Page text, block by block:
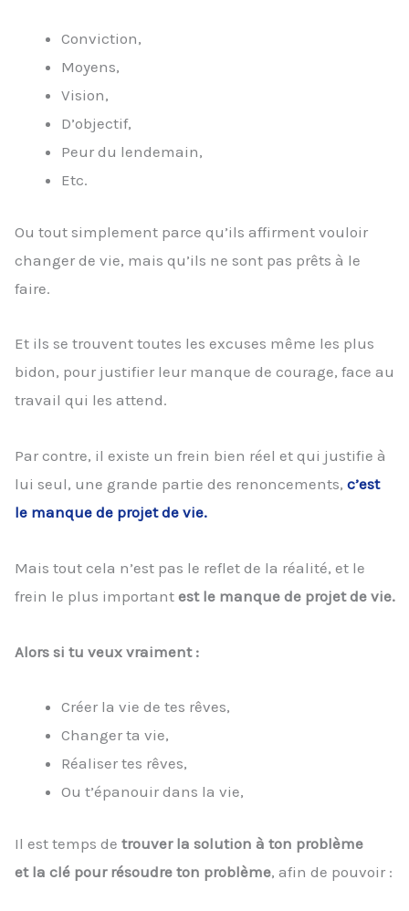
Conviction,
Moyens,
Vision,
D’objectif,
Peur du lendemain,
Etc.
Ou tout simplement parce qu’ils affirment vouloir
changer de vie, mais qu’ils ne sont pas prêts à le
faire.
Et ils se trouvent toutes les excuses même les plus
bidon, pour justifier leur manque de courage, face au
travail qui les attend.
Par contre, il existe un frein bien réel et qui justifie à
lui seul, une grande partie des renoncements, c’est
le manque de projet de vie.
Mais tout cela n’est pas le reflet de la réalité, et le
frein le plus important est le manque de projet de vie.
Alors si tu veux vraiment :
Créer la vie de tes rêves,
Changer ta vie,
Réaliser tes rêves,
Ou t’épanouir dans la vie,
Il est temps de trouver la solution à ton problème
et la clé pour résoudre ton problème, afin de pouvoir :